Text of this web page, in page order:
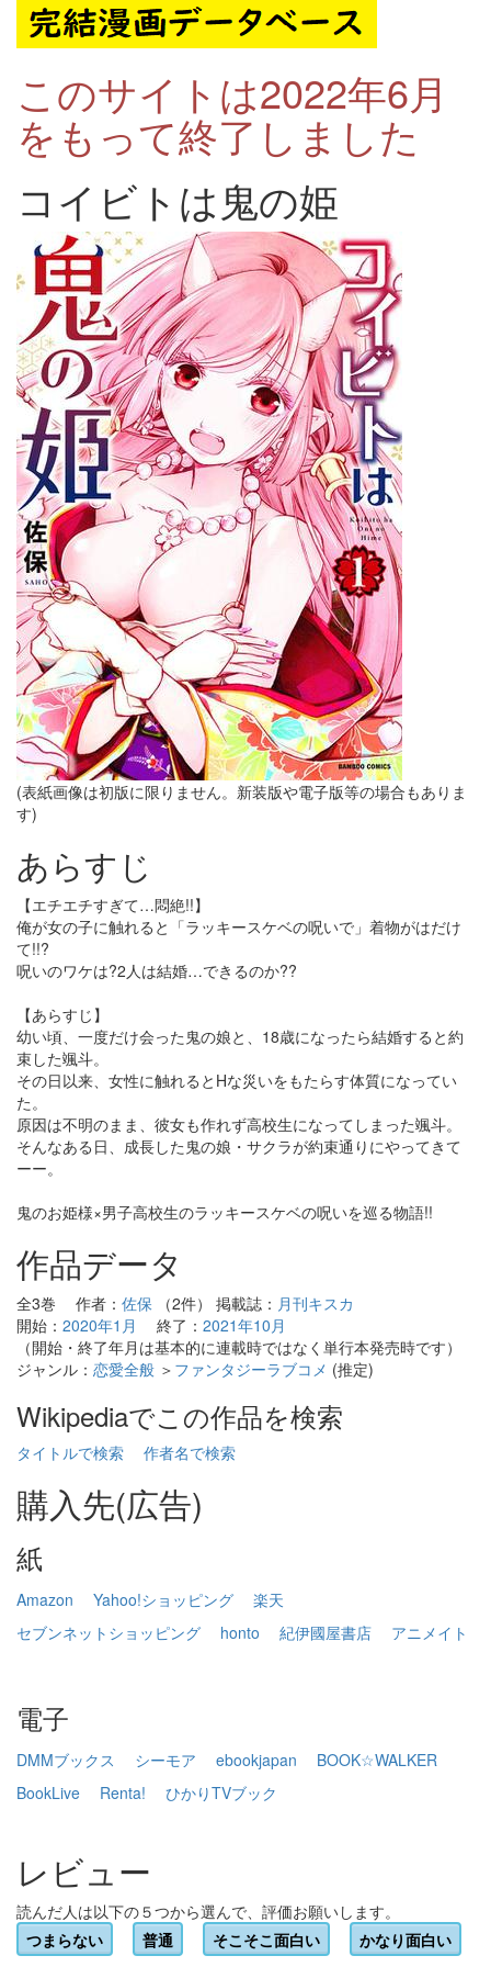
このサイトは2022年6月
をもって終了しました
コイビトは鬼の姫
(表紙画像は初版に限りません。新装版や電子版等の場合もありま
す)
あらすじ
【エチエチすぎて…悶絶!!】
俺が女の子に触れると「ラッキースケベの呪いで」着物がはだけ
て!!?
呪いのワケは?2人は結婚…できるのか??
【あらすじ】
幼い頃、一度だけ会った鬼の娘と、18歳になったら結婚すると約
束した颯斗。
その日以来、女性に触れるとHな災いをもたらす体質になってい
た。
原因は不明のまま、彼女も作れず高校生になってしまった颯斗。
そんなある日、成長した鬼の娘・サクラが約束通りにやってきて
ーー。
鬼のお姫様×男子高校生のラッキースケベの呪いを巡る物語!!
作品データ
全3巻 作者： 佐保 （2件） 掲載誌： 月刊キスカ
開始： 2020年1月 終了： 2021年10月
（開始・終了年月は基本的に連載時ではなく単行本発売時です）
ジャンル： 恋愛全般 ＞ ファンタジーラブコメ (推定)
Wikipediaでこの作品を検索
タイトルで検索 作者名で検索
購入先(広告)
紙
Amazon Yahoo!ショッピング
楽天
セブンネットショッピング
honto 紀伊國屋書店 アニメイト
電子
DMMブックス シーモア ebookjapan
BOOK☆WALKER
BookLive
Renta! ひかりTVブック
レビュー
読んだ人は以下の５つから選んで、評価お願いします。
つまらない
普通 そこそこ面白い かなり面白い